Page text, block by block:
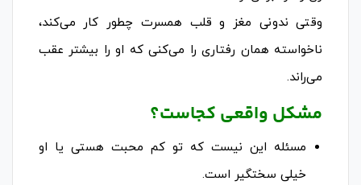
وقتی ندونی مغز و قلب همسرت چطور کار می‌کند،
ناخواسته همان رفتاری را می‌کنی که او را بیشتر عقب
می‌راند.
مشکل واقعی کجاست؟
مسئله این نیست که تو کم محبت هستی یا او
خیلی سختگیر است.